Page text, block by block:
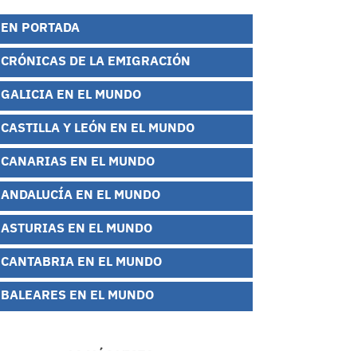
EN PORTADA
CRÓNICAS DE LA EMIGRACIÓN
GALICIA EN EL MUNDO
CASTILLA Y LEÓN EN EL MUNDO
CANARIAS EN EL MUNDO
ANDALUCÍA EN EL MUNDO
ASTURIAS EN EL MUNDO
CANTABRIA EN EL MUNDO
BALEARES EN EL MUNDO